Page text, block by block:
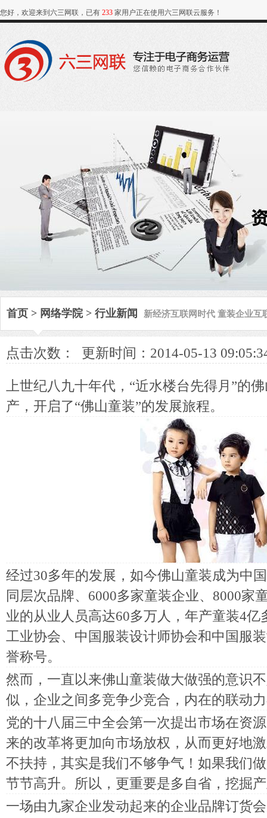
您好，欢迎来到六三网联，已有 233 家用户正在使用六三网联云服务！
首页 > 网络学院> 行业新闻 新经济互联网时代 童装企业互
点击次数： 更新时间：2014-05-13
上世纪八九十年代，“近水楼台先得月”的
产，开启了“佛山童装”的发展旅程。
经过30多年的发展，如今佛山童装成为中
同层次品牌、6000多家童装企业、8000家
业的从业人员高达60多万人，年产童装4
工业协会、中国服装设计师协会和中国服
誉称号。
然而，一直以来佛山童装做大做强的意识
似，企业之间多竞争少竞合，内在的联动
党的十八届三中全会第一次提出市场在资
来的改革将更加向市场放权，从而更好地
不扶持，其实是我们不够争气！如果我们
节节高升。所以，更重要是多自省，挖掘
一场由九家企业发动起来的企业品牌订货